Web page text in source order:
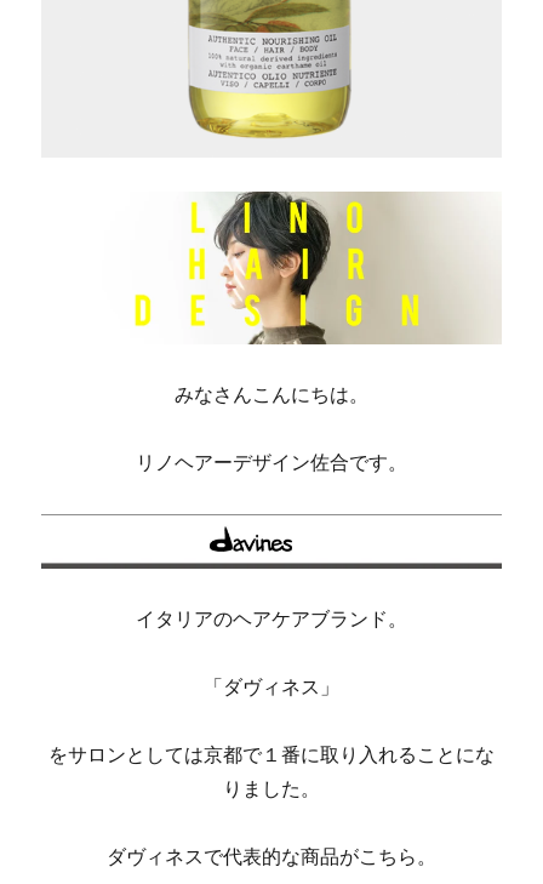
みなさんこんにちは。
リノヘアーデザイン佐合です。
イタリアのヘアケアブランド。
「ダヴィネス」
をサロンとしては京都で１番に取り入れることにな
りました。
ダヴィネスで代表的な商品がこちら。